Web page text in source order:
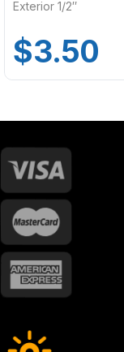
Exterior 1/2″
$3.50